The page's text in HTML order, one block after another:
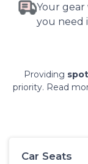
Your
you need
Providing
priority. Read
Car Seats